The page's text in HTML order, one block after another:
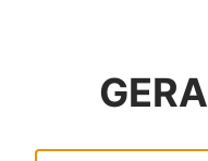
GERA